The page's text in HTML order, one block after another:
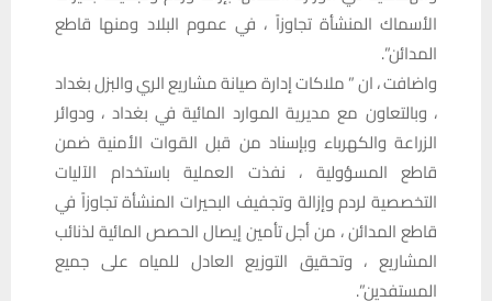
الأسماك المنشأة تجاوزاً ، في عموم البلاد ومنها قاطع
المدائن”.
واضافت ، ان ” ملاكات إدارة صيانة مشاريع الري والبزل بغداد
، وبالتعاون مع مديرية الموارد المائية في بغداد ، ودوائر
الزراعة والكهرباء وبإسناد من قبل القوات الأمنية ضمن
قاطع المسؤولية ، نفذت العملية باستخدام الآليات
التخصصية لردم وإزالة وتجفيف البحيرات المنشأة تجاوزاً في
قاطع المدائن ، من أجل تأمين إيصال الحصص المائية لذنائب
المشاريع ، وتحقيق التوزيع العادل للمياه على جميع
المستفدين”.